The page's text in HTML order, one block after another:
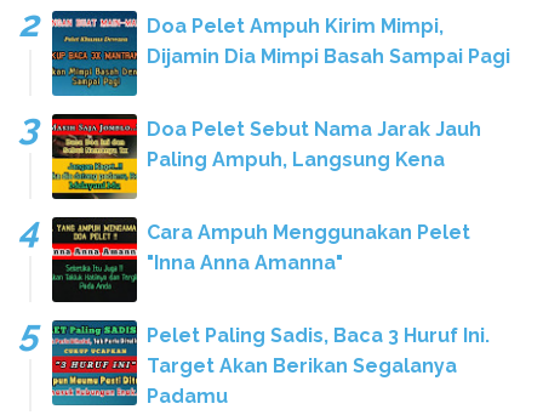
Doa Pelet Ampuh Kirim Mimpi,
Dijamin Dia Mimpi Basah Sampai Pagi
Doa Pelet Sebut Nama Jarak Jauh
Paling Ampuh, Langsung Kena
Cara Ampuh Menggunakan Pelet
"Inna Anna Amanna"
Pelet Paling Sadis, Baca 3 Huruf Ini.
Target Akan Berikan Segalanya
Padamu